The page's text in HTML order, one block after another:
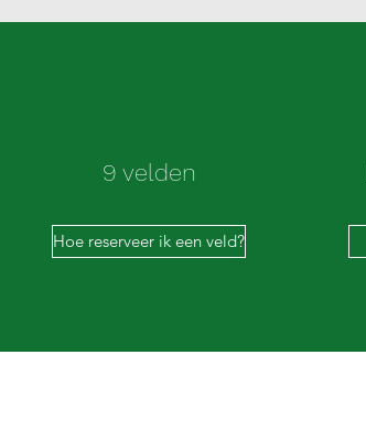
9 velden
Hoe reserveer ik een veld?